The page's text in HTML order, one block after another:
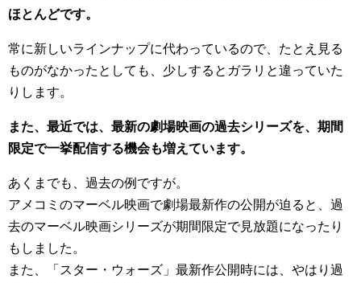
ほとんどです。
常に新しいラインナップに代わっているので、たとえ見る
ものがなかったとしても、少しするとガラリと違っていた
りします。
また、最近では、最新の劇場映画の過去シリーズを、期間
限定で一挙配信する機会も増えています。
あくまでも、過去の例ですが。
アメコミのマーベル映画で劇場最新作の公開が迫ると、過
去のマーベル映画シリーズが期間限定で見放題になったり
もしました。
また、「スター・ウォーズ」最新作公開時には、やはり過